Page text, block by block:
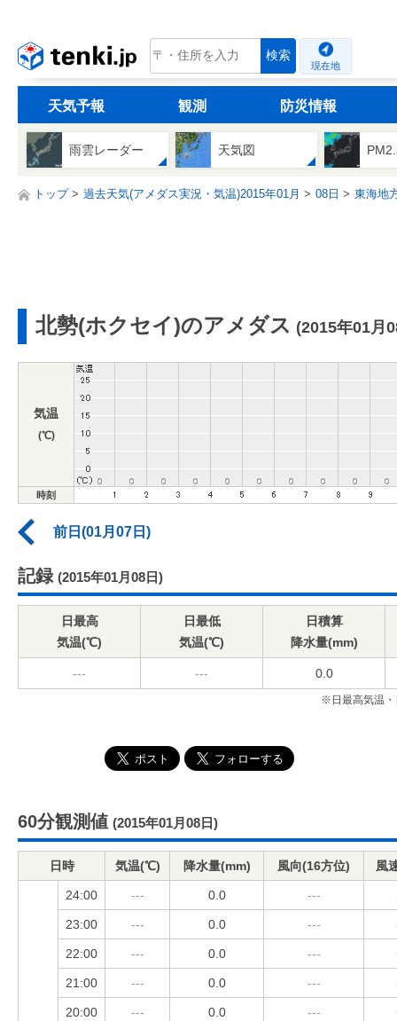
tenki.jp 検索
現在地
天気予報 観測 防災情報
雨雲レーダー 天気図
トップ 過去天気(アメダス実況・気温)2015年01月 08日 東海地
北勢(ホクセイ)のアメダス (2015年01月
気温
(℃)
時刻
前日(01月07日)
記録 (2015年01月08日)
日最高
気温(℃)
日最低
気温(℃)
日積算
降水量(mm)
--- --- 0.0
※日最高気温・
60分観測値 (2015年01月08日)
日時 気温(℃) 降水量(mm) 風向(16方位) 風
24:00 --- 0.0 ---
23:00 --- 0.0 ---
22:00 --- 0.0 ---
21:00 --- 0.0 ---
20:00 --- 0.0 ---